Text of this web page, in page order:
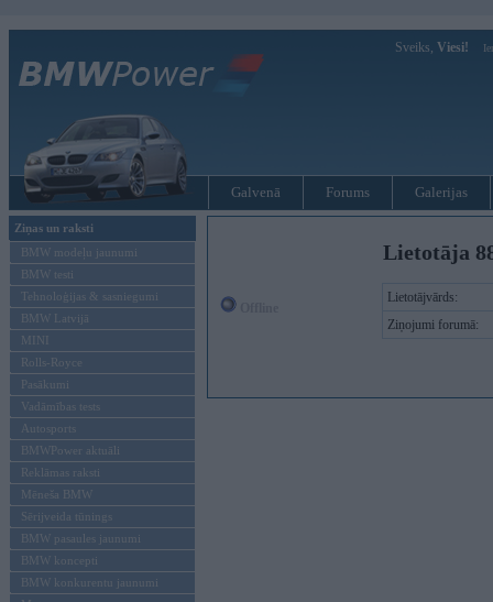
Sveiks, Viesi!
Galvenā Forums Galerijas
Ziņas un raksti
BMW modeļu jaunumi
BMW testi
Tehnoloģijas & sasniegumi
BMW Latvijā
MINI
Rolls-Royce
Pasākumi
Vadāmības tests
Autosports
BMWPower aktuāli
Reklāmas raksti
Mēneša BMW
Sērijveida tūnings
BMW pasaules jaunumi
BMW koncepti
BMW konkurentu jaunumi
Lietotāja
Lietotājvārds:
Ziņojumi forumā: